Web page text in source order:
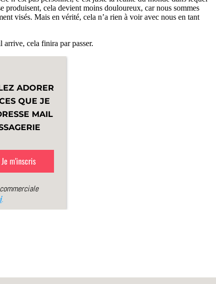
produisent, cela devient moins douloureux, car nous sommes
visés. Mais en vérité, cela n’a rien à voir avec nous en tant
arrive, cela finira par passer.